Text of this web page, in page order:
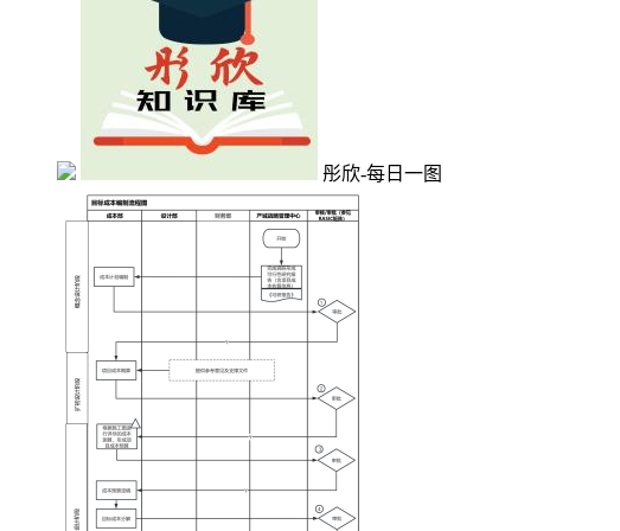
彤欣-每日一图